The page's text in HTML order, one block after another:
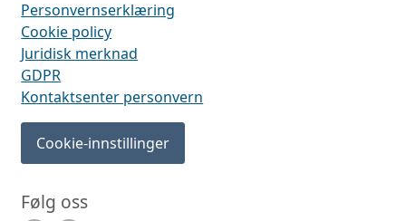
Personvernserklæring
Cookie policy
Juridisk merknad
GDPR
Kontaktsenter personvern
Cookie-innstillinger
Følg oss